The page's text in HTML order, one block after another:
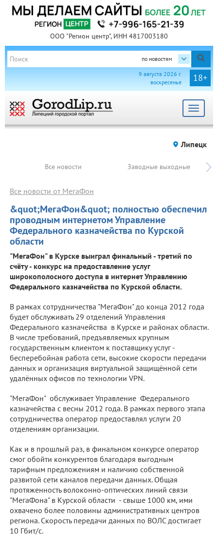
ООО "Регион центр", ИНН 4817003180
по новостям
18+
9 августа 2026 г.
воскресенье
Toggle
Липецк
Все новости Заводные выходные
&quot;МегаФон&quot; полностью обеспечил
проводным интернетом Управление
Федерального казначейства по Курской
области
Все новости от МегаФон
"МегаФон" в Курске выиграл финальный - третий по
счёту - конкурс на предоставление услуг
широкополосного доступа в интернет Управлению
Федерального казначейства по Курской области.
В рамках сотрудничества "МегаФон" до конца 2012 года
будет обслуживать 29 отделений Управления
Федерального казначейства в Курске и районах области.
В числе требований, предъявляемых крупным
государственным клиентом к поставщику услуг -
бесперебойная работа сети, высокие скорости передачи
данных и организация виртуальной защищённой сети
удалённых офисов по технологии VPN.
"МегаФон" обслуживает Управление Федерального
казначейства с весны 2012 года. В рамках первого этапа
сотрудничества оператор предоставлял услуги 20
отделениям организации.
Как и в прошлый раз, в финальном конкурсе оператор
смог обойти конкурентов благодаря выгодным
тарифным предложениям и наличию собственной
развитой сети каналов передачи данных. Общая
протяженность волоконно-оптических линий связи
"МегаФона" в Курской области - свыше 1000 км, ими
охвачено более половины административных центров
региона. Скорость передачи данных по ВОЛС достигает
10 Гбит/с.